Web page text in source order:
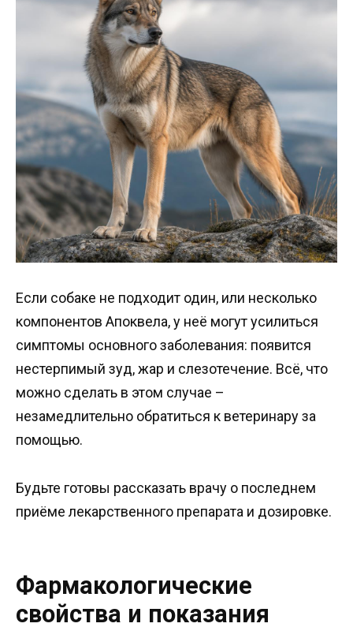
Если собаке не подходит один, или несколько
компонентов Апоквела, у неё могут усилиться
симптомы основного заболевания: появится
нестерпимый зуд, жар и слезотечение. Всё, что
можно сделать в этом случае –
незамедлительно обратиться к ветеринару за
помощью.
Будьте готовы рассказать врачу о последнем
приёме лекарственного препарата и дозировке.
Фармакологические
свойства и показания